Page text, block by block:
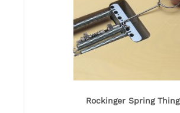
Rockinger Spring Thing